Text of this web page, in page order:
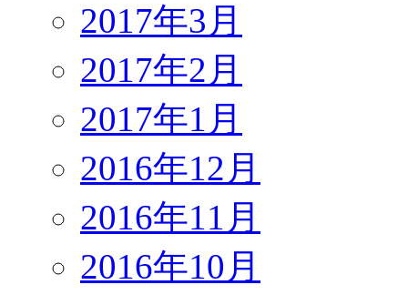
2017年3月
2017年2月
2017年1月
2016年12月
2016年11月
2016年10月